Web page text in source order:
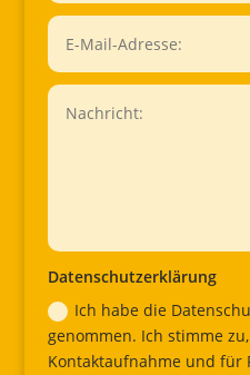
Datenschutzerklärung
Ich habe die
genommen. Ich stimme
Kontaktaufnahme und für